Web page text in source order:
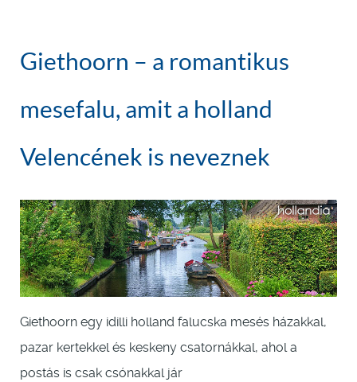
Giethoorn – a romantikus
mesefalu, amit a holland
Velencének is neveznek
Giethoorn egy idilli holland falucska mesés házakkal,
pazar kertekkel és keskeny csatornákkal, ahol a
postás is csak csónakkal jár